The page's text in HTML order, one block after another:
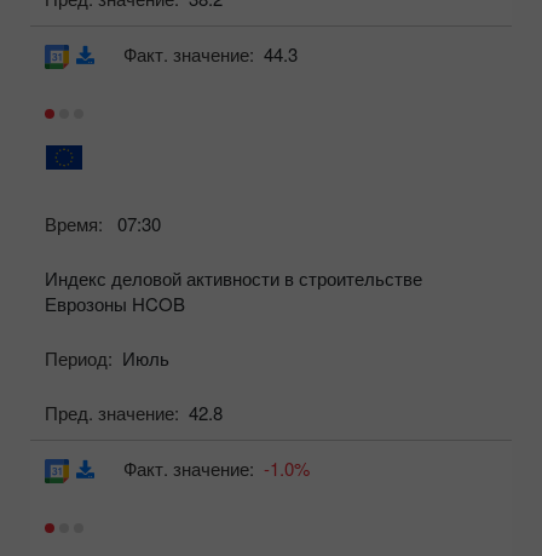
Время: 07:30
Индекс деловой активности в строительстве
Еврозоны HCOB
Период: Июль
Пред. значение: 42.8
Факт. значение: 44.3
Факт. значение: -1.0%